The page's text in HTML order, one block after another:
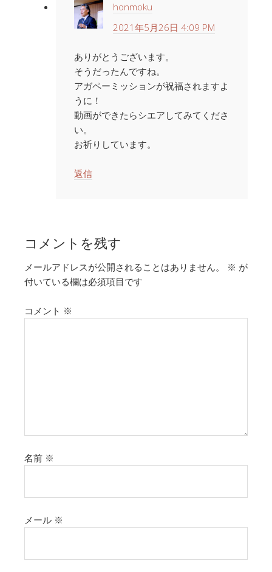
honmoku
2021年5月26日 4:09 PM
ありがとうございます。
そうだったんですね。
アガペーミッションが祝福されますよ
うに！
動画ができたらシエアしてみてくださ
い。
お祈りしています。
返信
コメントを残す
メールアドレスが公開されることはありません。 ※ が
付いている欄は必須項目です
コメント ※
名前 ※
メール ※